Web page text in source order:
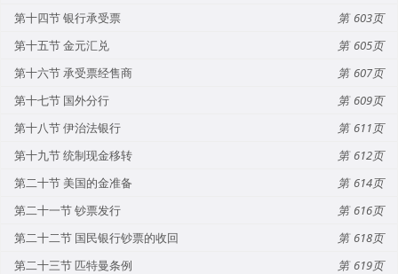
第十四节 银行承受票
603
第十五节 金元汇兑
605
第十六节 承受票经售商
607
第十七节 国外分行
609
第十八节 伊治法银行
611
第十九节 统制现金移转
612
第二十节 美国的金准备
614
第二十一节 钞票发行
616
第二十二节 国民银行钞票的收回
618
第二十三节 匹特曼条例
619